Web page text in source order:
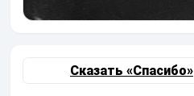
Сказать «Спасибо»